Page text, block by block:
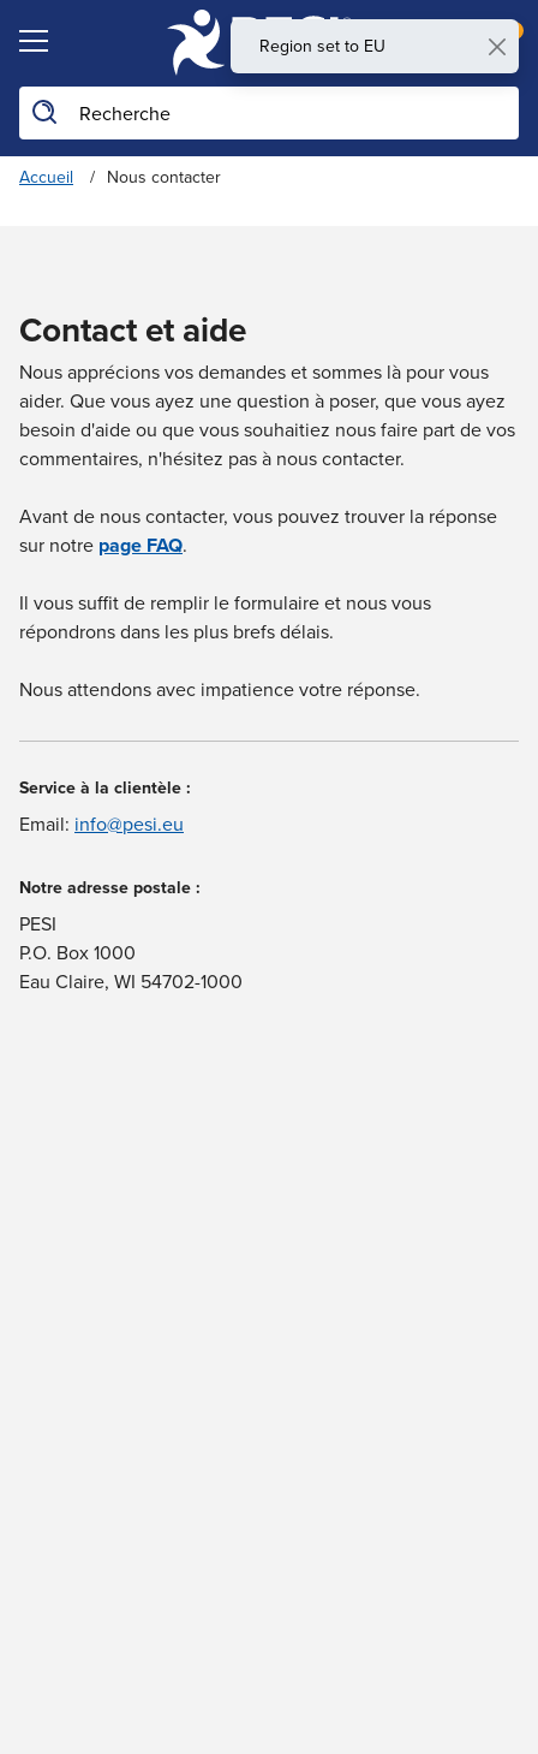
0
Rechercher sur le site
Accueil Nous contacter
Contact et aide
Nous apprécions vos demandes et sommes là pour vous
aider. Que vous ayez une question à poser, que vous ayez
besoin d'aide ou que vous souhaitiez nous faire part de vos
commentaires, n'hésitez pas à nous contacter.
Avant de nous contacter, vous pouvez trouver la réponse
sur notre page FAQ.
Il vous suffit de remplir le formulaire et nous vous
répondrons dans les plus brefs délais.
Nous attendons avec impatience votre réponse.
Service à la clientèle :
Email: info@pesi.eu
Notre adresse postale :
PESI
P.O. Box 1000
Eau Claire, WI 54702-1000
Region set to EU